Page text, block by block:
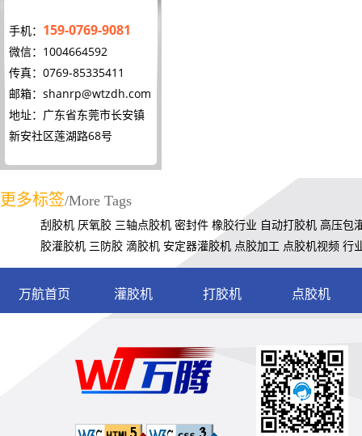
手机： 159-0769-9081
微信：1004664592
传真：0769-85335411
邮箱： shanrp@wtzdh.com
地址：广东省东莞市长安镇
新安社区莲湖路68号
更多标签/More Tags
刮胶机 厌氧胶 三轴点胶机 密封件 橡胶行业 自动打胶机 高压包
胶灌胶机 三防胶 滴胶机 安定器灌胶机 点胶加工 点胶机视频 行
万航首页 灌胶机 打胶机 点胶机